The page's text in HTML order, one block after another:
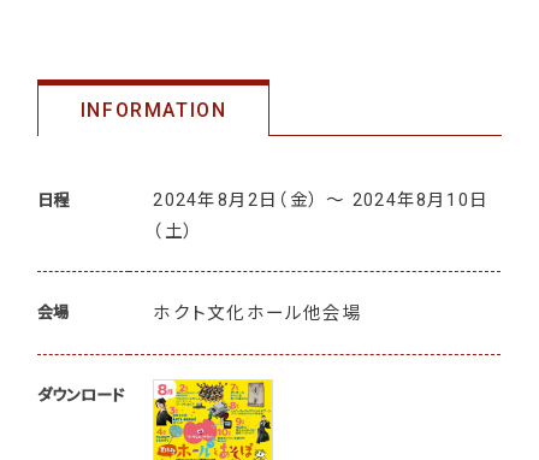
INFORMATION
日程 2024年8月2日 （金）
〜 2024年8月10日
（土）
会場 ホクト文化ホール他会場
ダウンロード